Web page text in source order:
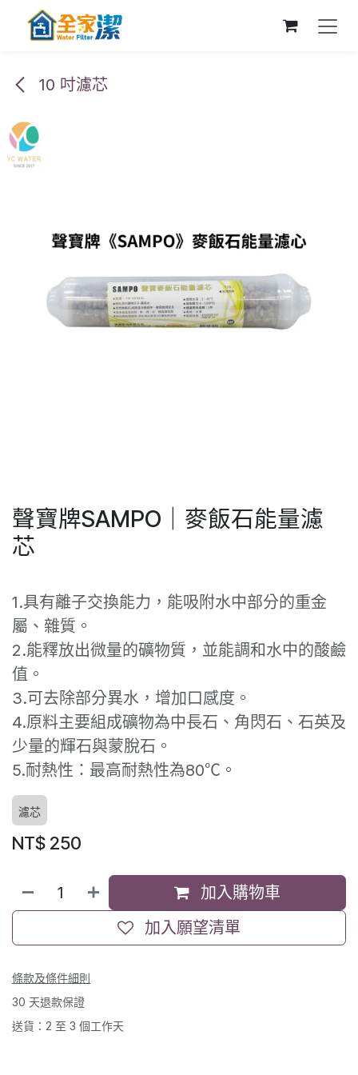
跳至內容
10 吋濾芯
聲寶牌SAMPO｜麥飯石能量濾
芯
1.具有離子交換能力，能吸附水中部分的重金
屬、雜質。
2.能釋放出微量的礦物質，並能調和水中的酸鹼
值。
3.可去除部分異水，增加口感度。
4.原料主要組成礦物為中長石、角閃石、石英及
少量的輝石與蒙脫石。
5.耐熱性：最高耐熱性為80℃。
濾芯
NT$ 250
加入購物車
加入願望清單
條款及條件細則
30 天退款保證
送貨：2 至 3 個工作天